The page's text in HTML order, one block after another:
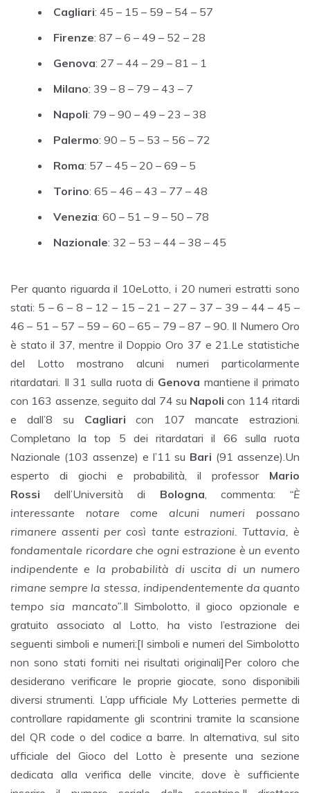
Cagliari: 45 – 15 – 59 – 54 – 57
Firenze: 87 – 6 – 49 – 52 – 28
Genova: 27 – 44 – 29 – 81 – 1
Milano: 39 – 8 – 79 – 43 – 7
Napoli: 79 – 90 – 49 – 23 – 38
Palermo: 90 – 5 – 53 – 56 – 72
Roma: 57 – 45 – 20 – 69 – 5
Torino: 65 – 46 – 43 – 77 – 48
Venezia: 60 – 51 – 9 – 50 – 78
Nazionale: 32 – 53 – 44 – 38 – 45
Per quanto riguarda il 10eLotto, i 20 numeri estratti sono
stati: 5 – 6 – 8 – 12 – 15 – 21 – 27 – 37 – 39 – 44 – 45 –
46 – 51 – 57 – 59 – 60 – 65 – 79 – 87 – 90. Il Numero Oro
è stato il 37, mentre il Doppio Oro 37 e 21.Le statistiche
del Lotto mostrano alcuni numeri particolarmente
ritardatari. Il 31 sulla ruota di Genova mantiene il primato
con 163 assenze, seguito dal 74 su Napoli con 114 ritardi
e dall’8 su Cagliari con 107 mancate estrazioni.
Completano la top 5 dei ritardatari il 66 sulla ruota
Nazionale (103 assenze) e l’11 su Bari (91 assenze).Un
esperto di giochi e probabilità, il professor Mario
Rossi dell’Università di Bologna , commenta: “È
interessante notare come alcuni numeri possano
rimanere assenti per così tante estrazioni. Tuttavia, è
fondamentale ricordare che ogni estrazione è un evento
indipendente e la probabilità di uscita di un numero
rimane sempre la stessa, indipendentemente da quanto
tempo sia mancato”.Il Simbolotto, il gioco opzionale e
gratuito associato al Lotto, ha visto l’estrazione dei
seguenti simboli e numeri:[I simboli e numeri del Simbolotto
non sono stati forniti nei risultati originali]Per coloro che
desiderano verificare le proprie giocate, sono disponibili
diversi strumenti. L’app ufficiale My Lotteries permette di
controllare rapidamente gli scontrini tramite la scansione
del QR code o del codice a barre. In alternativa, sul sito
ufficiale del Gioco del Lotto è presente una sezione
dedicata alla verifica delle vincite, dove è sufficiente